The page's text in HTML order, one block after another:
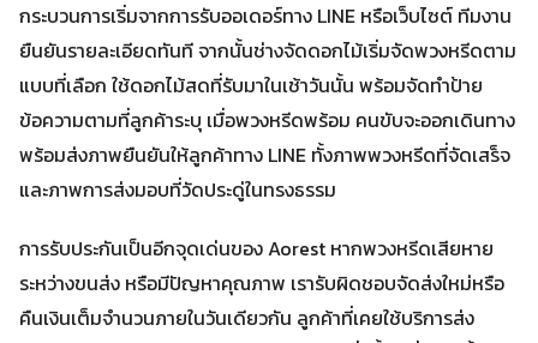
กระบวนการเริ่มจากการรับออเดอร์ทาง LINE หรือเว็บไซต์ ทีมงาน
ยืนยันรายละเอียดทันที จากนั้นช่างจัดดอกไม้เริ่มจัดพวงหรีดตาม
แบบที่เลือก ใช้ดอกไม้สดที่รับมาในเช้าวันนั้น พร้อมจัดทำป้าย
ข้อความตามที่ลูกค้าระบุ เมื่อพวงหรีดพร้อม คนขับจะออกเดินทาง
พร้อมส่งภาพยืนยันให้ลูกค้าทาง LINE ทั้งภาพพวงหรีดที่จัดเสร็จ
และภาพการส่งมอบที่วัดประดู่ในทรงธรรม
การรับประกันเป็นอีกจุดเด่นของ Aorest หากพวงหรีดเสียหาย
ระหว่างขนส่ง หรือมีปัญหาคุณภาพ เรารับผิดชอบจัดส่งใหม่หรือ
คืนเงินเต็มจำนวนภายในวันเดียวกัน ลูกค้าที่เคยใช้บริการส่ง